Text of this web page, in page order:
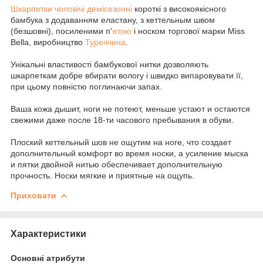
Шкарпетки чоловічі демісезонні короткі з високоякісного
бамбука з додаванням еластану, з кеттельным швом
(безшовні), посиленими п'ятою і носком торгової марки Miss
Bella, виробництво Туреччина
Унікальні властивості бамбукової нитки дозволяють
шкарпеткам добре вбирати вологу і швидко випаровувати її,
при цьому повністю поглинаючи запах.
Ваша кожа дышит, ноги не потеют, меньше устают и остаются
свежими даже после 18-ти часового пребывания в обуви.
Плоский кеттельный шов не ощутим на ноге, что создает
дополнительный комфорт во время носки, а усиление мыска
и пятки двойной нитью обеспечивает дополнительную
прочность. Носки мягкие и приятные на ощупь.
Приховати
Характеристики
Основні атрибути